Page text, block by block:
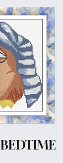
BEDTIME